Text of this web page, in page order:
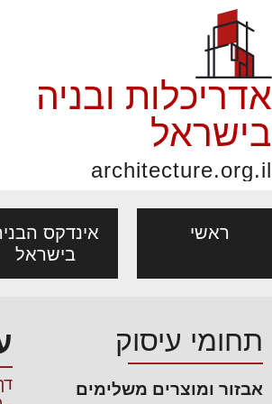
אדריכלות ובניה
בישראל
architecture.org.il
ראשי
אינדקס
בישראל
אדריכלים -
מקצועות
אדריכלות: פרוגרמות,
מחקר ועיון
בנייה
נדל"ן:
ועסקאות
עיצוב
ובניה
יעוץ מקצועי לבונים, למשפצים
תחומי עיסוק
אבזור ומוצרים משלימים